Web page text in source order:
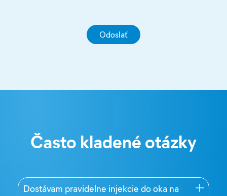
Často kladené otázky
Dostávam pravidelne injekcie do oka na